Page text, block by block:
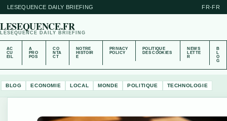
LESEQUENCE DAILY BRIEFING FR-FR
LESEQUENCE.FR
LESEQUENCE DAILY BRIEFING
AC
CU
EIL
A
PRO
POS
CO
NTA
CT
NOTRE
HISTOIR
E
PRIVACY
POLICY
POLITIQUE
DES COOKIES
NEWS
LETTE
R
B
L
O
G
BLOG ECONOMIE LOCAL MONDE POLITIQUE TECHNOLOGIE